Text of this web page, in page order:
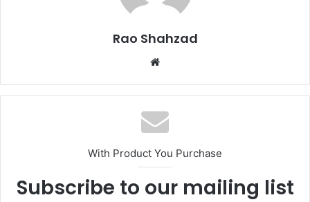
Rao Shahzad
Website
With Product You Purchase
Subscribe to our mailing list